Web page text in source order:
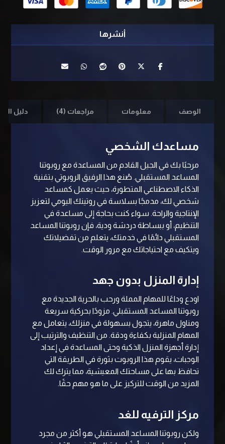
الوصف معلومات مراجعات (4) دليل
مساعدك الشخصي
مرحبًا بك في الجيل القادم من المساعدة مع روبوتنا
المساعد المستقبلي. صُنع هذا الرفيق الروبوتي بتقنية
الذكاء الاصطناعي المتطورة، حيث يعمل كمساعد
شخصي لك، مدمجًا بسلاسة في روتينك اليومي لتعزيز
الإنتاجية والراحة. سواء كنت بحاجة إلى مساعدة في
التنظيم، أو ببساطة دردشة ودية، فإن روبوتنا المساعد
المستقبلي دائمًا في خدمتك، يتعلم من تفضيلاتك
ويتكيف مع احتياجاتك مع مرور الوقت.
إدارة المنزل بدون جهد
اودع وداعًا للمهام المملة ورحب بالحرية الجديدة مع
روبوتنا المساعد المستقبلي. مزودًا بحركية سريعة
ومناول ماهرة، يتجول بسهولة في منزلك، يتعامل مع
المهام المنزلية بكفاءة ودقة. من التنظيف والترتيب إلى
إدارة أجهزة المنزل الذكية وحتى المساعدة في إعداد
الوجبات، يقوم هذا الروبوت بثورة في الطريقة التي
تحافظ بها على مساحتك المعيشية، مما يترك لك
المزيد من الوقت للتركيز على ما هو مهم حقًا.
مركز الترفيه للغد
ولكن روبوتنا المساعد المستقبلي هو أكثر من مجرد